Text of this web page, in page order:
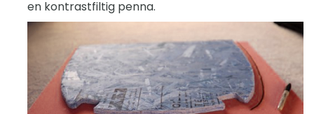
en kontrastfiltig penna.